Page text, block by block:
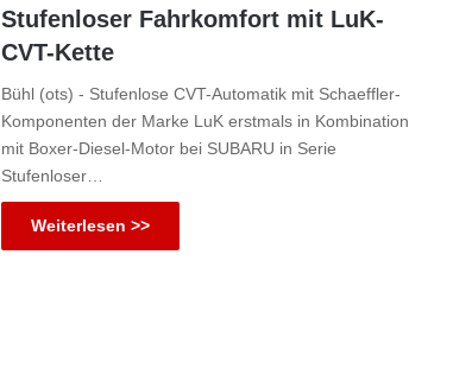
Stufenloser Fahrkomfort mit LuK-
CVT-Kette
Bühl (ots) - Stufenlose CVT-Automatik mit Schaeffler-
Komponenten der Marke LuK erstmals in Kombination
mit Boxer-Diesel-Motor bei SUBARU in Serie
Stufenloser…
Weiterlesen >>